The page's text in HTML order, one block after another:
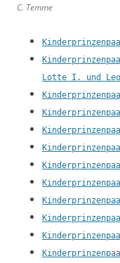
C. Temme
Lotte I. und